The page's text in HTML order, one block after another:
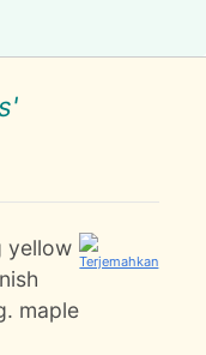
yellow
maple